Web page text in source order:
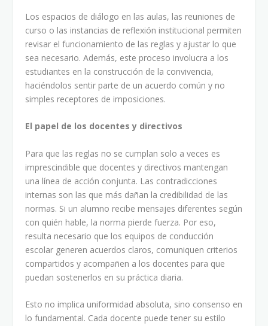
Los espacios de diálogo en las aulas, las reuniones de
curso o las instancias de reflexión institucional permiten
revisar el funcionamiento de las reglas y ajustar lo que
sea necesario. Además, este proceso involucra a los
estudiantes en la construcción de la convivencia,
haciéndolos sentir parte de un acuerdo común y no
simples receptores de imposiciones.
El papel de los docentes y directivos
Para que las reglas no se cumplan solo a veces es
imprescindible que docentes y directivos mantengan
una línea de acción conjunta. Las contradicciones
internas son las que más dañan la credibilidad de las
normas. Si un alumno recibe mensajes diferentes según
con quién hable, la norma pierde fuerza. Por eso,
resulta necesario que los equipos de conducción
escolar generen acuerdos claros, comuniquen criterios
compartidos y acompañen a los docentes para que
puedan sostenerlos en su práctica diaria.
Esto no implica uniformidad absoluta, sino consenso en
lo fundamental. Cada docente puede tener su estilo